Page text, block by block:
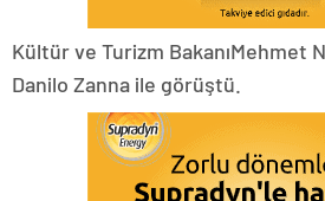
Kültür ve Turizm BakanıMehmet
Danilo Zanna ile görüştü.